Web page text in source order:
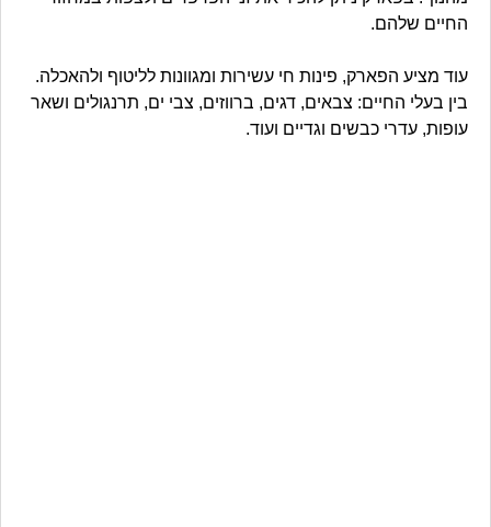
החיים שלהם.
עוד מציע הפארק, פינות חי עשירות ומגוונות לליטוף ולהאכלה.
בין בעלי החיים: צבאים, דגים, ברווזים, צבי ים, תרנגולים ושאר
עופות, עדרי כבשים וגדיים ועוד.